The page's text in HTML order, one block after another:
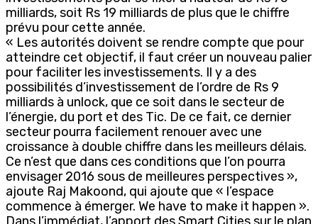
milliards, soit Rs 19 milliards de plus que le chiffre
prévu pour cette année.
« Les autorités doivent se rendre compte que pour
atteindre cet objectif, il faut créer un nouveau palier
pour faciliter les investissements. Il y a des
possibilités d’investissement de l’ordre de Rs 9
milliards à unlock, que ce soit dans le secteur de
l’énergie, du port et des Tic. De ce fait, ce dernier
secteur pourra facilement renouer avec une
croissance à double chiffre dans les meilleurs délais.
Ce n’est que dans ces conditions que l’on pourra
envisager 2016 sous de meilleures perspectives »,
ajoute Raj Makoond, qui ajoute que « l’espace
commence à émerger. We have to make it happen ».